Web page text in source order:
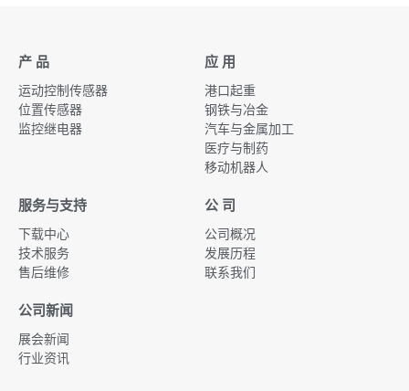
产 品
运动控制传感器
位置传感器
监控继电器
应 用
港口起重
钢铁与冶金
汽车与金属加工
医疗与制药
移动机器人
服务与支持
下载中心
技术服务
售后维修
公 司
公司概况
发展历程
联系我们
公司新闻
展会新闻
行业资讯